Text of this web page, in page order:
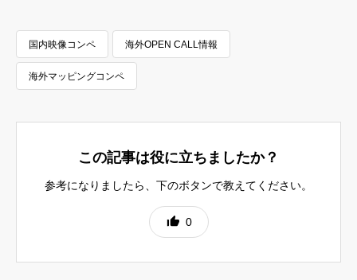
国内映像コンペ 海外OPEN CALL情報
海外マッピングコンペ
この記事は役に立ちましたか？
参考になりましたら、下のボタンで教えてください。
0